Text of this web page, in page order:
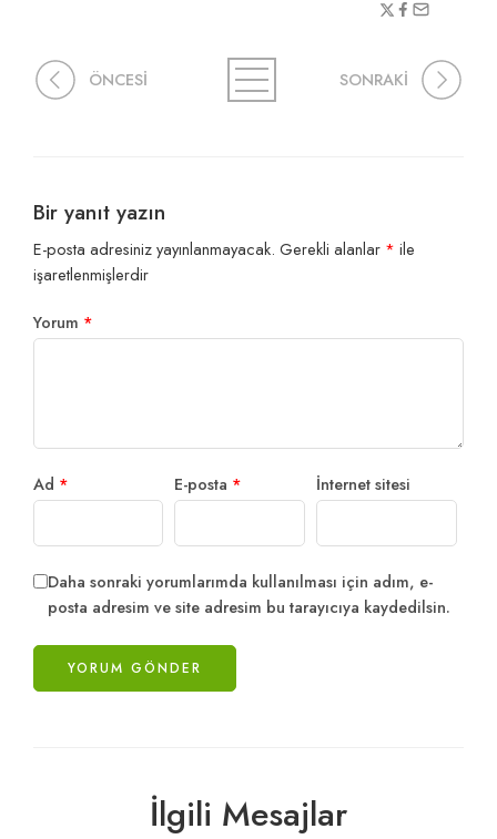
ÖNCESİ SONRAKİ
Bir yanıt yazın
E-posta adresiniz yayınlanmayacak. Gerekli alanlar * ile
işaretlenmişlerdir
Yorum *
Ad * E-posta * İnternet sitesi
Daha sonraki yorumlarımda kullanılması için adım, e-
posta adresim ve site adresim bu tarayıcıya kaydedilsin.
İlgili Mesajlar